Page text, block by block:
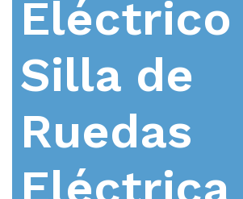
Silla de
Ruedas
Eléctrica